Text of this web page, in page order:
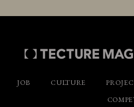
JOB CULTURE